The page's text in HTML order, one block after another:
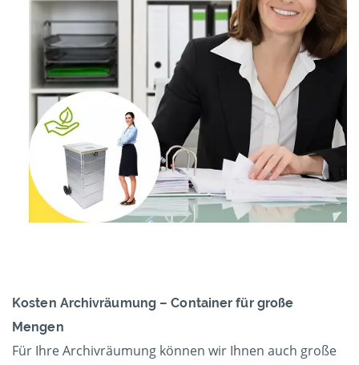
Kosten Archivräumung – Container für große
Mengen
Für Ihre Archivräumung können wir Ihnen auch große